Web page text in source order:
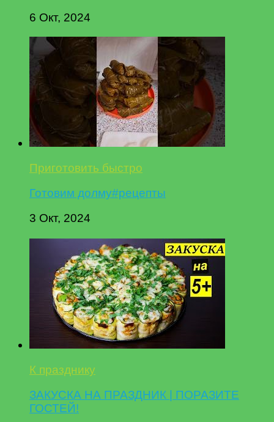
6 Окт, 2024
Приготовить быстро
Готовим долму#рецепты
3 Окт, 2024
К празднику
ЗАКУСКА НА ПРАЗДНИК | ПОРАЗИТЕ
ГОСТЕЙ!